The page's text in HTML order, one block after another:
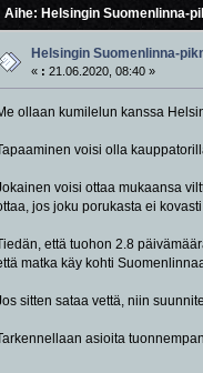
Aihe: Helsingin Suomenlinna-
Helsingin Suomenlinna-
« : 21.06.2020, 08:40 »
ollaan kumilelun kanssa
voisi olla
voisi ottaa mukaansa
jos joku porukasta ei
että tuohon 2.8
matka käy kohti
sitten sataa vettä, niin
asioita